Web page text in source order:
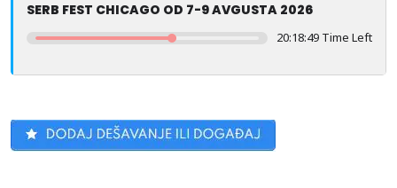
SERB FEST CHICAGO OD 7-9 AVGUSTA 2026
20:18:49 Time Left